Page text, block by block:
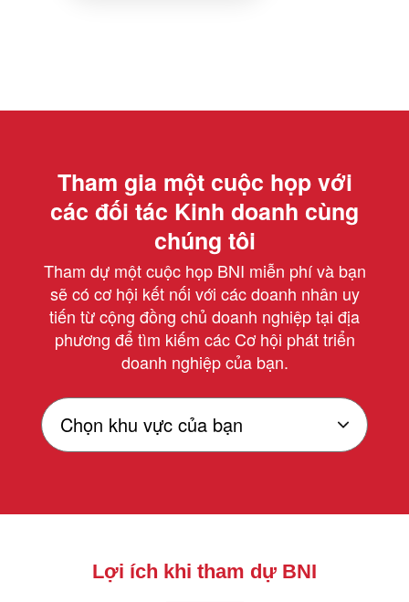
Tham gia một cuộc họp với
các đối tác Kinh doanh cùng
chúng tôi
Tham dự một cuộc họp BNI miễn phí và bạn
sẽ có cơ hội kết nối với các doanh nhân uy
tiến từ cộng đồng chủ doanh nghiệp tại địa
phương để tìm kiếm các Cơ hội phát triển
doanh nghiệp của bạn.
Lợi ích khi tham dự BNI